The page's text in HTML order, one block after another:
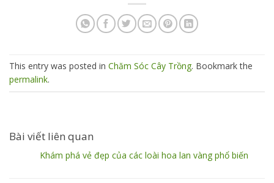
This entry was posted in Chăm Sóc Cây Trồng. Bookmark the
permalink.
Bài viết liên quan
Khám phá vẻ đẹp của các loài hoa lan vàng phổ biến